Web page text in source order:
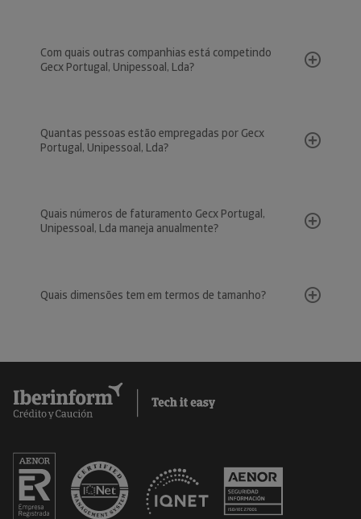
Com quais outras companhias está competindo
Gecx Portugal, Unipessoal, Lda?
Quantas pessoas estão empregadas por Gecx
Portugal, Unipessoal, Lda?
Quais números de faturamento Gecx Portugal,
Unipessoal, Lda maneja anualmente?
Quais dimensões tem em termos de tamanho?